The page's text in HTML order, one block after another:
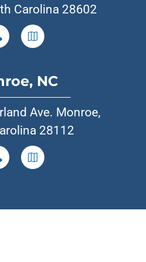
Carolina 28602
NC
Ave. Monroe,
28112